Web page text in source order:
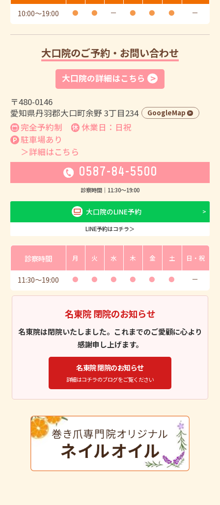
10:00〜19:00 ● ● ー ● ● ● ー
大口院のご予約・お問い合わせ
大口院の詳細はこちら
〒480-0146
愛知県丹羽郡大口町余野 3丁目234
GoogleMap
完全予約制
休業日：日祝
駐車場あり
＞詳細はこちら
0587-84-5500
診察時間｜ 11:30〜19:00
大口院のLINE予約
LINE予約はコチラ＞
診察時間 月 火 水 木 金 土 日・祝
11:30〜19:00 ● ● ● ● ● ● ー
名東院 閉院のお知らせ
名東院は閉院いたしました。これまでのご愛顧に心より
感謝申し上げます。
名東院 閉院のお知らせ
詳細はコチラのブログをご覧ください